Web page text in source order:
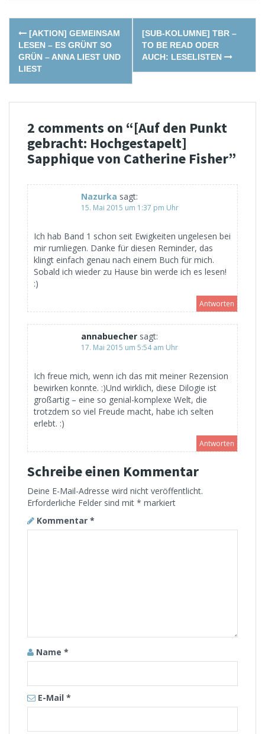
Post
navigation
[AKTION] GEMEINSAM
LESEN – ES GRÜNT SO
GRÜN – ANNA LIEST UND
LIEST
[SUB-KOLUMNE] TBR –
TO BE READ ODER
AUCH: LESELISTEN
2 comments on “[Auf den Punkt
gebracht: Hochgestapelt]
Sapphique von Catherine Fisher”
Nazurka sagt:
15. Mai 2015 um 1:37 pm Uhr
Ich hab Band 1 schon seit Ewigkeiten ungelesen bei
mir rumliegen. Danke für diesen Reminder, das
klingt einfach genau nach einem Buch für mich.
Sobald ich wieder zu Hause bin werde ich es lesen!
:)
Antworten
annabuecher sagt:
17. Mai 2015 um 5:54 am Uhr
Ich freue mich, wenn ich das mit meiner Rezension
bewirken konnte. :)Und wirklich, diese Dilogie ist
großartig – eine so genial-komplexe Welt, die
trotzdem so viel Freude macht, habe ich selten
erlebt. :)
Antworten
Schreibe einen Kommentar
Deine E-Mail-Adresse wird nicht veröffentlicht.
Erforderliche Felder sind mit * markiert
Kommentar *
Name *
E-Mail *